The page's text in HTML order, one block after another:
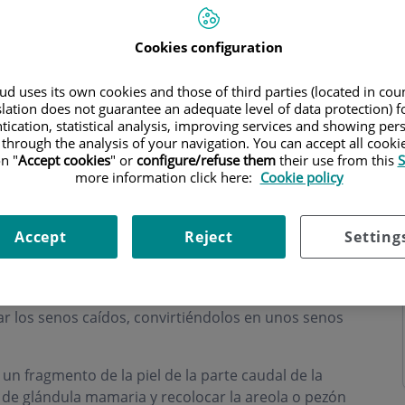
hours
senos caídos, convirtiéndolos en unos senos
fragmento de la piel de la parte caudal de la
glándula mamaria y recolocar la areola o pezón
Cookies configuration
uses its own cookies and those of third parties (located in
does not guarantee an adequate level of data protection)
statistical analysis, improving services and showing
the analysis of your navigation. You can accept all
"Accept cookies" or configure/refuse themtheir use from this
more information click here: Cookie policy
Reject
Accept